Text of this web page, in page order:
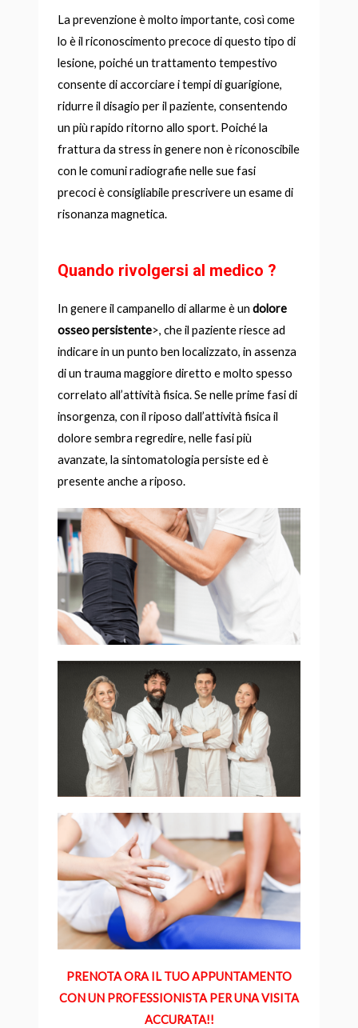
La prevenzione è molto importante, così come
lo è il riconoscimento precoce di questo tipo di
lesione, poiché un trattamento tempestivo
consente di accorciare i tempi di guarigione,
ridurre il disagio per il paziente, consentendo
un più rapido ritorno allo sport. Poiché la
frattura da stress in genere non è riconoscibile
con le comuni radiografie nelle sue fasi
precoci è consigliabile prescrivere un esame di
risonanza magnetica.
Quando rivolgersi al medico ?
In genere il campanello di allarme è undolore
osseo persistente>, che il paziente riesce ad
indicare in un punto ben localizzato, in assenza
di un trauma maggiore diretto e molto spesso
correlato all’attività fisica. Se nelle prime fasi di
insorgenza, con il riposo dall’attività fisica il
dolore sembra regredire, nelle fasi più
avanzate, la sintomatologia persiste ed è
presente anche a riposo.
PRENOTA ORA IL TUO APPUNTAMENTO
CON UN PROFESSIONISTA PER UNA VISITA
ACCURATA!!